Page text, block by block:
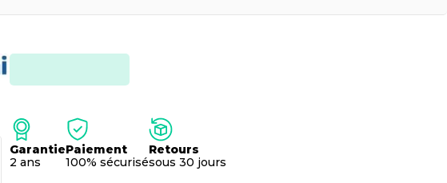
Garantie
2 ans
Paiement
100% sécurisé
Retours
sous 30 jours